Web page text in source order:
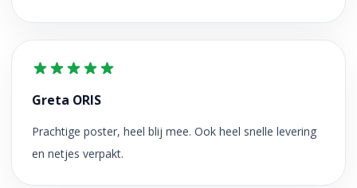
Greta ORIS
Prachtige poster, heel blij mee. Ook heel snelle levering
en netjes verpakt.